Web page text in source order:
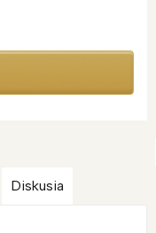
Diskusia